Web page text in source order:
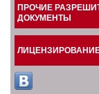
ПРОЧИЕ
ДОКУМЕНТЫ